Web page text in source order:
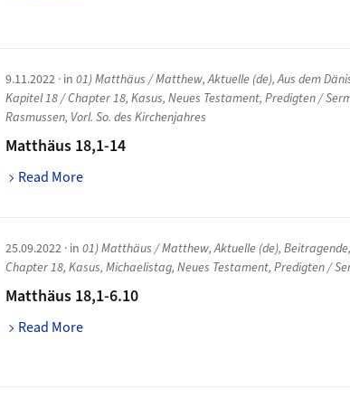
9.11.2022 · in01) Matthäus / Matthew,Aktuelle (de),Aus dem
Kapitel 18 / Chapter 18,Kasus,Neues Testament,Predigten /
Rasmussen, Vorl. So. des Kirchenjahres
Matthäus 18,1-14
Read More
25.09.2022 · in01) Matthäus / Matthew,Aktuelle (de),Beitragende
Chapter 18,Kasus,Michaelistag,Neues Testament,Predigten /
Matthäus 18,1-6.10
Read More